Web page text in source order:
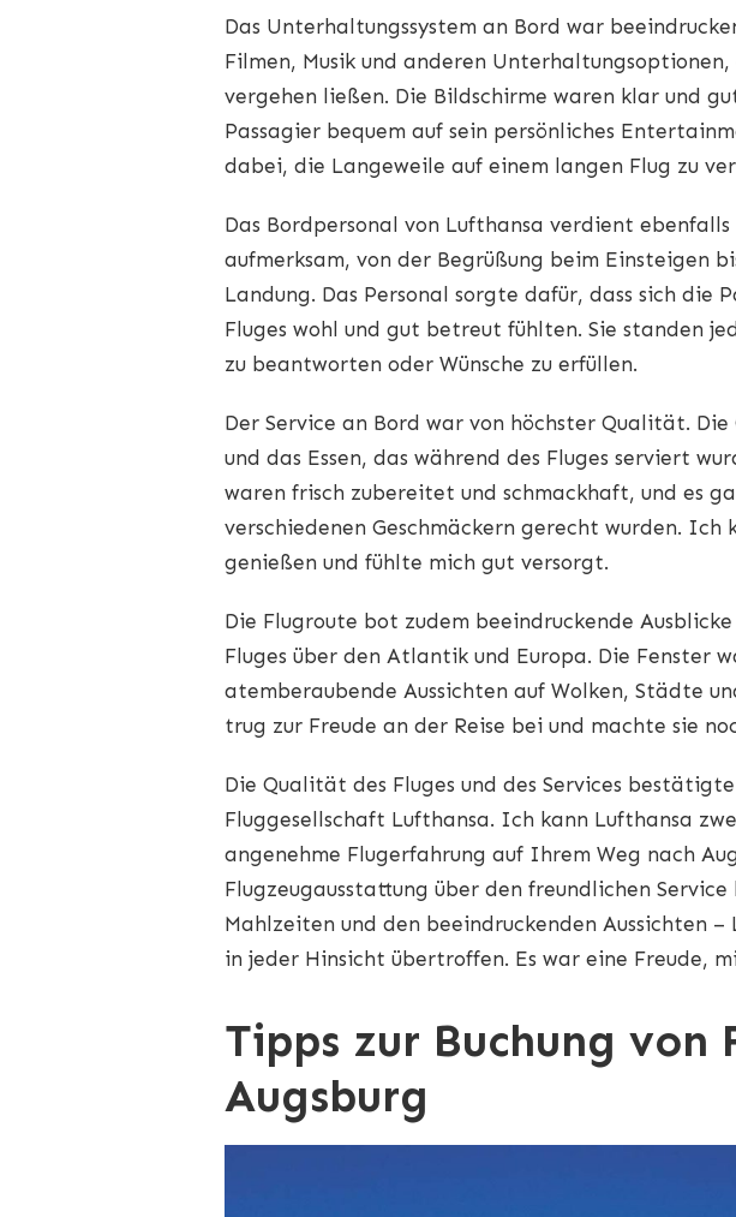
Das Unterhaltungssystem an Bord war
Filmen, Musik und anderen
vergehen ließen. Die Bildschirme waren klar und
Passagier bequem auf sein persönliches
dabei, die Langeweile auf einem langen Flug zu
Das Bordpersonal von Lufthansa verdient
aufmerksam, von der Begrüßung beim Einsteigen
Landung. Das Personal sorgte dafür, dass sich die
Fluges wohl und gut betreut fühlten. Sie standen
zu beantworten oder Wünsche zu erfüllen.
Der Service an Bord war von höchster Qualität.
und das Essen, das während des Fluges serviert
waren frisch zubereitet und schmackhaft, und es
verschiedenen Geschmäckern gerecht wurden. Ich
genießen und fühlte mich gut versorgt.
Die Flugroute bot zudem beeindruckende
Fluges über den Atlantik und Europa. Die Fenster
atemberaubende Aussichten auf Wolken, Städte
trug zur Freude an der Reise bei und machte sie
Die Qualität des Fluges und des Services
Fluggesellschaft Lufthansa. Ich kann Lufthansa
angenehme Flugerfahrung auf Ihrem Weg nach
Flugzeugausstattung über den freundlichen
Mahlzeiten und den beeindruckenden Aussichten
in jeder Hinsicht übertroffen. Es war eine Freude,
Tipps zur Buchung von
Augsburg